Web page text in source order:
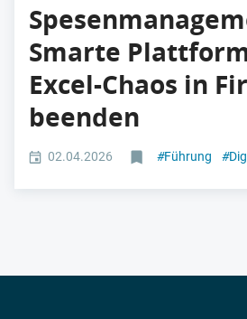
Smarte
Excel-Chaos in
beenden
02.04.2026 #Führung #